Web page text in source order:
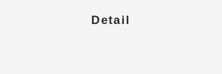
Detail